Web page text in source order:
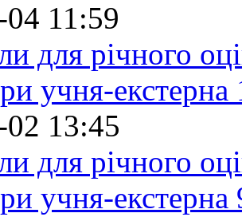
11:59
для річного
учня-екстерна
13:45
для річного
учня-екстерна